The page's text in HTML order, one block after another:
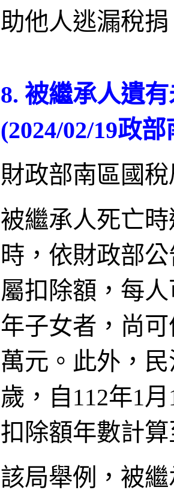
助他人逃漏稅
8. 被繼承人遺
(2024/02/19政
財政部南區國
被繼承人死亡
時，依財政部
屬扣除額，每
年子女者，尚
萬元。此外，
歲，自112年1
扣除額年數計算
該局舉例，被